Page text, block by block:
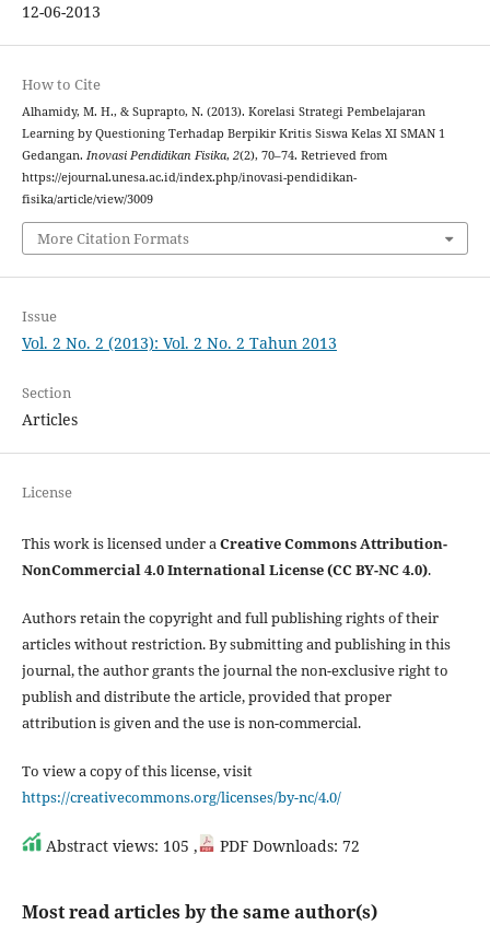
12-06-2013
How to Cite
Alhamidy, M. H., & Suprapto, N. (2013). Korelasi Strategi Pembelajaran
Learning by Questioning Terhadap Berpikir Kritis Siswa Kelas XI ‎SMAN 1
Gedangan‎. Inovasi Pendidikan Fisika, 2(2), 70–74. Retrieved from
https://ejournal.unesa.ac.id/index.php/inovasi-pendidikan-
fisika/article/view/3009
More Citation Formats
Issue
Vol. 2 No. 2 (2013): Vol. 2 No. 2 Tahun 2013
Section
Articles
License
This work is licensed under aCreative Commons Attribution-
NonCommercial 4.0 International License (CC BY-NC 4.0).
Authors retain the copyright and full publishing rights of their
articles without restriction. By submitting and publishing in this
journal, the author grants the journal the non-exclusive right to
publish and distribute the article, provided that proper
attribution is given and the use is non-commercial.
To view a copy of this license, visit
https://creativecommons.org/licenses/by-nc/4.0/
Abstract views: 105 , PDF Downloads: 72
Most read articles by the same author(s)